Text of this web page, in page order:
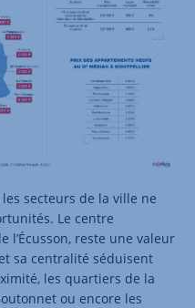
secteurs de la ville ne
Le centre
l’Écusson, reste une valeur
sa centralité séduisent
les quartiers de la
ou encore les